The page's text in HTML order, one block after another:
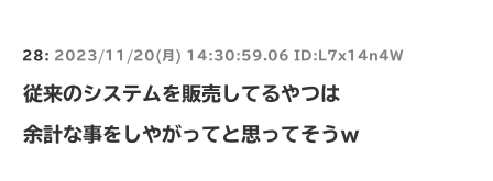
28: 2023/11/20(月) 14:30:59.06 ID:L7x14n4W
従来のシステムを販売してるやつは
余計な事をしやがってと思ってそうｗ